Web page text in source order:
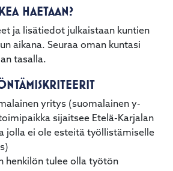
HAETAAN?
ja lisätiedot julkaistaan kuntien
aikana. Seuraa oman kuntasi
tasalla.
yritys (suomalainen y-
sijaitsee Etelä-Karjalan
jolla ei ole esteitä työllistämiselle
henkilön tulee olla työtön